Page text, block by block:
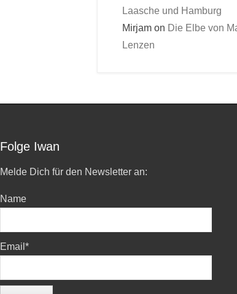
Laasche und Hamburg
Mirjam on Die Elbe von
Lenzen
Folge Iwan
Melde Dich für den Newsletter an:
Name
Email*